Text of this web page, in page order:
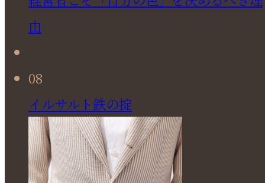
由
08
イルサルト鉄の掟